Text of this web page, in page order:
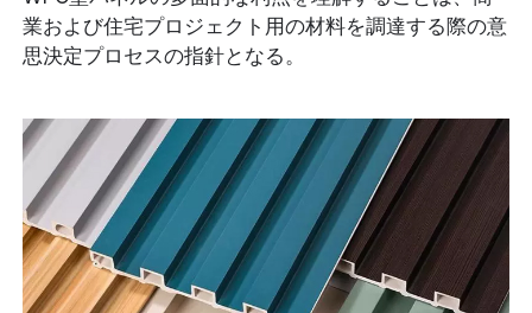
業および住宅プロジェクト用の材料を調達する際の意
思決定プロセスの指針となる。